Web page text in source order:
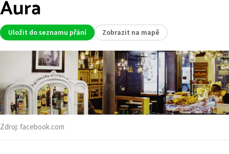
Aura
Uložit do seznamu přání Zobrazit na mapě
Zdroj:facebook.com